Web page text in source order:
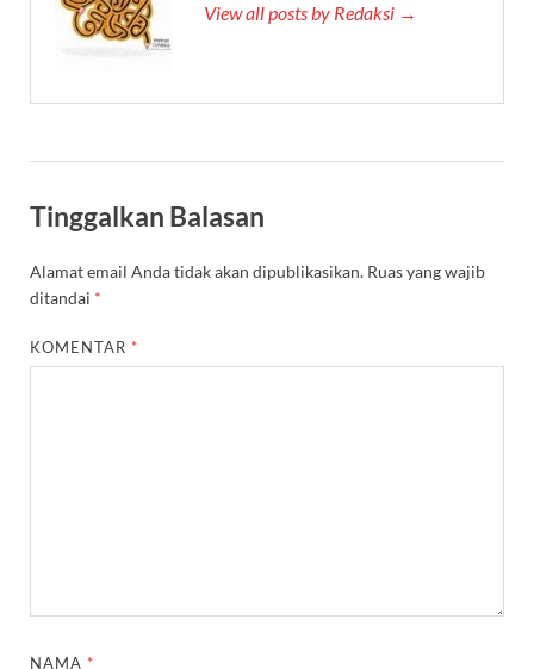
View all posts by Redaksi →
Tinggalkan Balasan
Alamat email Anda tidak akan dipublikasikan. Ruas yang wajib
ditandai *
KOMENTAR *
NAMA *